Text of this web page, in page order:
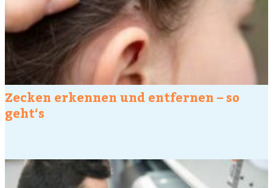
Zecken erkennen und entfernen – so
geht‘s